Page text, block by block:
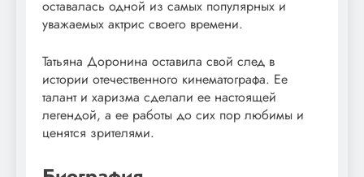
оставалась одной из самых популярных и
уважаемых актрис своего времени.
Татьяна Доронина оставила свой след в
истории отечественного кинематографа. Ее
талант и харизма сделали ее настоящей
легендой, а ее работы до сих пор любимы и
ценятся зрителями.